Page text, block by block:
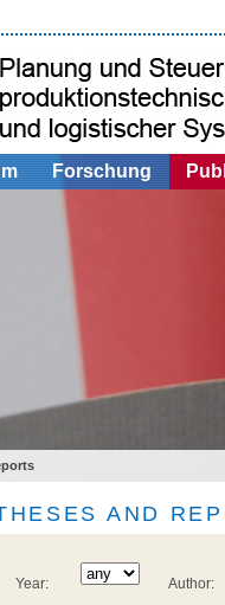
Forschung
AND
Year: Author: